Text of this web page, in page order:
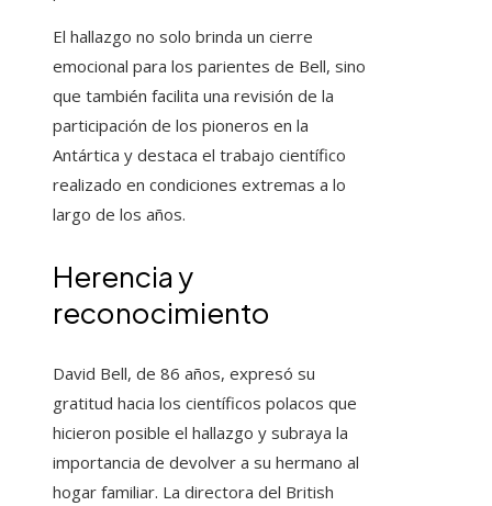
El hallazgo no solo brinda un cierre
emocional para los parientes de Bell, sino
que también facilita una revisión de la
participación de los pioneros en la
Antártica y destaca el trabajo científico
realizado en condiciones extremas a lo
largo de los años.
Herencia y
reconocimiento
David Bell, de 86 años, expresó su
gratitud hacia los científicos polacos que
hicieron posible el hallazgo y subraya la
importancia de devolver a su hermano al
hogar familiar. La directora del British